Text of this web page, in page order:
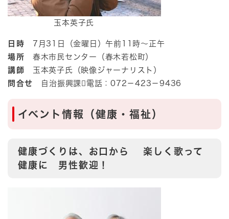
玉本英子氏
日時 7月31日（金曜日）午前11時～正午
場所 春木市民センター（春木若松町）
講師 玉本英子氏（映像ジャーナリスト）​
問合せ 自治振興課電話：072－423－9436
イベント情報（健康・福祉）
健康づくりは、お口から 楽しく歌って
健康に 男性歓迎！